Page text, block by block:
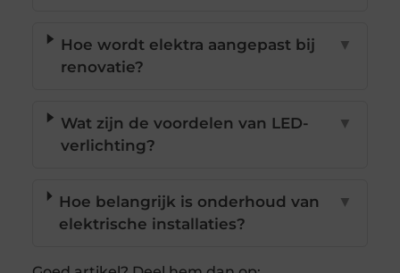
Hoe wordt elektra aangepast bij
renovatie?
▼
Wat zijn de voordelen van LED-
verlichting?
▼
Hoe belangrijk is onderhoud van
elektrische installaties?
▼